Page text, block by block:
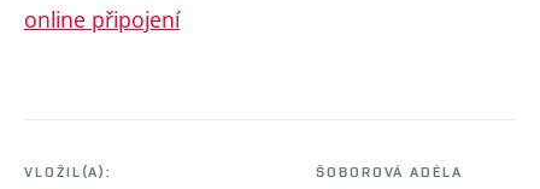
online připojení
VLOŽIL(A):
ŠOBOROVÁ ADÉLA